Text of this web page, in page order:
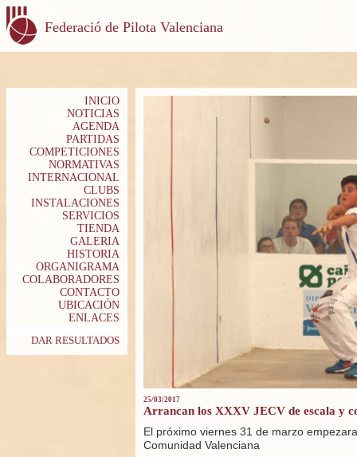
Federació de Pilota Valenciana
INICIO
NOTICIAS
AGENDA
PARTIDAS
COMPETICIONES
NORMATIVAS
INTERNACIONAL
CLUBS
INSTALACIONES
SERVICIOS
TIENDA
GALERIA
HISTORIA
ORGANIGRAMA
COLABORADORES
CONTACTO
UBICACIÓN
ENLACES
DAR RESULTADOS
25/03/2017
Arrancan los XXXV JECV de escala y
El próximo viernes 31 de marzo
Comunidad Valenciana